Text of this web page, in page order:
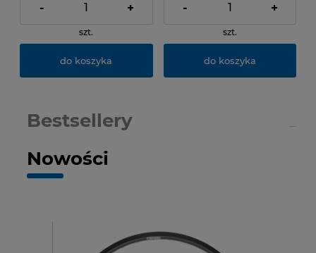
- +
szt.
do koszyka
- +
szt.
do koszyka
Nowości
Bestsellery